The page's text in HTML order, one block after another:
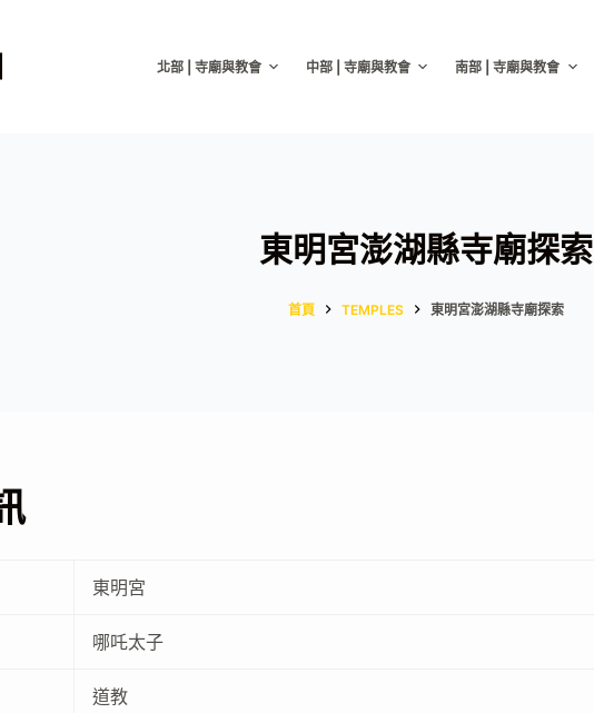
北部 | 寺廟與教會 中部 | 寺廟與教會 南部 | 寺廟與教會
東明宮澎湖縣寺廟探索
首頁 TEMPLES 東明宮澎湖縣寺廟探索
東明宮
哪吒太子
道教